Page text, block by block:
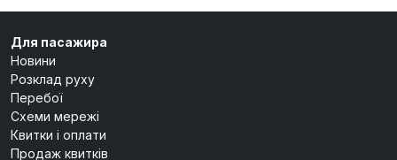
Для пасажира
Новини
Розклад руху
Перебої
Схеми мережі
Квитки і оплати
Продаж квитків